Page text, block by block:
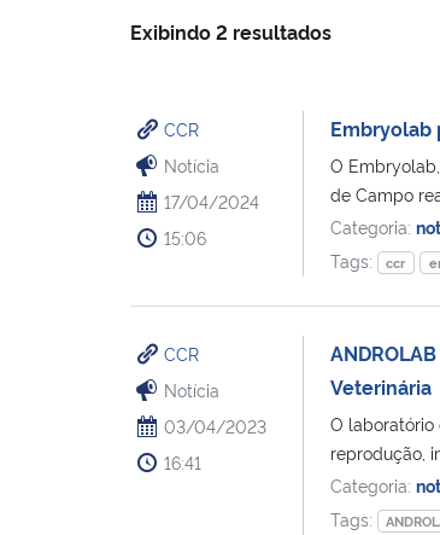
Exibindo 2 resultados
CCR
Notícia
17/04/2024
15:06
Embryolab
O
de Campo
Categoria:
Tags:
ccr
CCR
Notícia
03/04/2023
16:41
Veterinária
O laboratório
reprodução,
Categoria:
Tags: